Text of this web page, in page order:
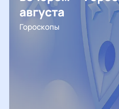
августа
Гороскопы